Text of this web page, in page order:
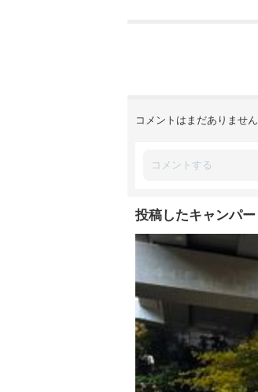
コメントはまだありません
投稿したキャンパー